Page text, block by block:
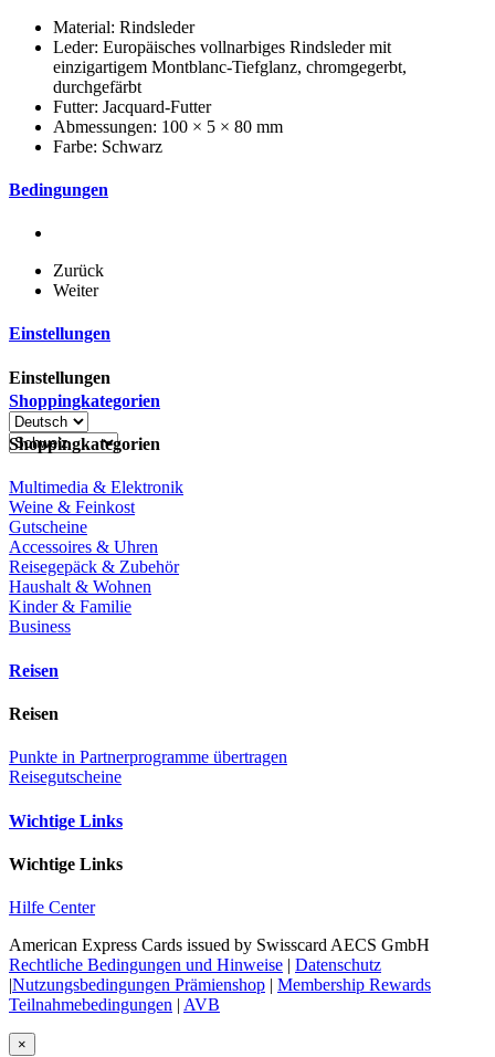
Material: Rindsleder
Leder: Europäisches vollnarbiges Rindsleder mit
einzigartigem Montblanc-Tiefglanz, chromgegerbt,
durchgefärbt
Futter: Jacquard-Futter
Abmessungen: 100 × 5 × 80 mm
Farbe: Schwarz
Bedingungen
Zurück
Weiter
Einstellungen
Einstellungen
Shoppingkategorien
Shoppingkategorien
Multimedia & Elektronik
Weine & Feinkost
Gutscheine
Accessoires & Uhren
Reisegepäck & Zubehör
Haushalt & Wohnen
Kinder & Familie
Business
Reisen
Reisen
Punkte in Partnerprogramme übertragen
Reisegutscheine
Wichtige Links
Wichtige Links
Hilfe Center
American Express Cards issued by Swisscard AECS GmbH
Rechtliche Bedingungen und Hinweise | Datenschutz
|Nutzungsbedingungen Prämienshop | Membership Rewards
Teilnahmebedingungen | AVB
×